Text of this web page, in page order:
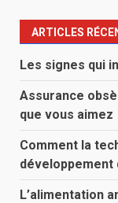
ARTICLES
Les signes qui
Assurance
que vous aimez
Comment la
développement
L’alimentation